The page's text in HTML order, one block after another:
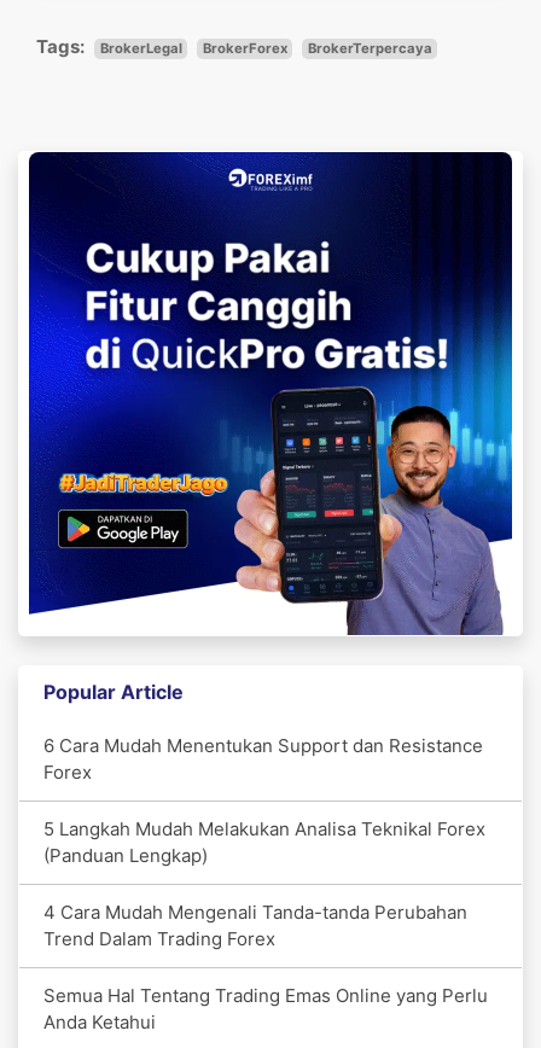
Tags: BrokerLegal BrokerForex BrokerTerpercaya
Popular Article
6 Cara Mudah Menentukan Support dan Resistance
Forex
5 Langkah Mudah Melakukan Analisa Teknikal Forex
(Panduan Lengkap)
4 Cara Mudah Mengenali Tanda-tanda Perubahan
Trend Dalam Trading Forex
Semua Hal Tentang Trading Emas Online yang Perlu
Anda Ketahui